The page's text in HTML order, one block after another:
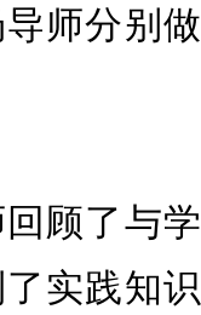
师分别
顾了与
实践知